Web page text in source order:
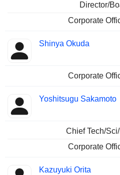
Director/
Corporate
Shinya Okuda
Corporate
Yoshitsugu Sakamoto
Chief Tech/
Corporate
Kazuyuki Orita